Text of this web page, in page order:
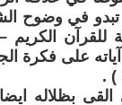
تبدو في وضوح
للقرآن
على فكرة
) .
القى بظلاله